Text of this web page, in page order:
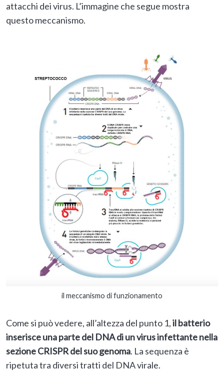
attacchi dei virus. L’immagine che segue mostra
questo meccanismo.
il meccanismo di funzionamento
Come si può vedere, all’altezza del punto 1,il batterio
inserisce una parte del DNA di un virus infettante nella
sezione CRISPR del suo genoma. La sequenza è
ripetuta tra diversi tratti del DNA virale.